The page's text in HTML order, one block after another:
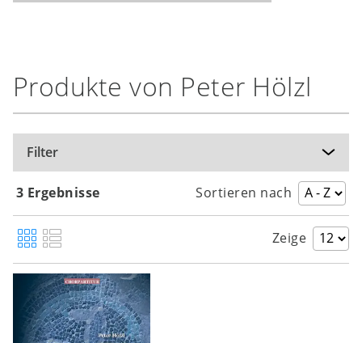
Produkte von Peter Hölzl
Filter
3 Ergebnisse Sortieren nach
Zeige